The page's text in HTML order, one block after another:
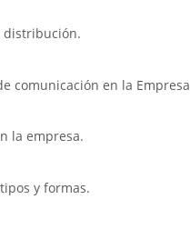
distribución.
comunicación en la
la empresa.
y formas.